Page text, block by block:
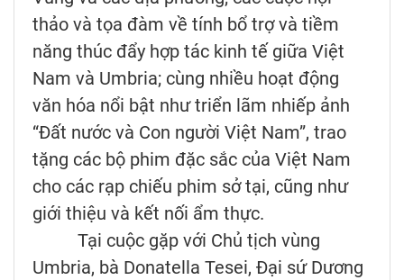
thảo và tọa đàm về tính bổ trợ và tiềm
năng thúc đẩy hợp tác kinh tế giữa Việt
Nam và Umbria; cùng nhiều hoạt động
văn hóa nổi bật như triển lãm nhiếp ảnh
“Đất nước và Con người Việt Nam”, trao
tặng các bộ phim đặc sắc của Việt Nam
cho các rạp chiếu phim sở tại, cũng như
giới thiệu và kết nối ẩm thực.
Tại cuộc gặp với Chủ tịch vùng
Umbria, bà Donatella Tesei, Đại sứ Dương